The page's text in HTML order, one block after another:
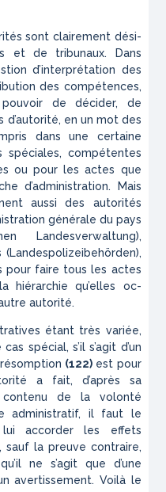
sont clairement dési­
et de tribunaux. Dans
d’interprétation des
des compé­tences,
de décider, de
en un mot des
dans une cer­taine
compé­tentes
ou pour les actes que
d’administration. Mais
aussi des auto­rités
générale du pays
Landesverwaltung),
(Landespolizeibehörden),
faire tous les actes
hiérarchie qu’elles oc­
autorité.
étant très variée,
spécial, s’il s’agit d’un
(122) est pour
a fait, d’après sa
de la volonté
administratif, il faut le
accorder les effets
sauf la preuve con­traire,
ne s’agit que d’une
avertissement. Voilà le